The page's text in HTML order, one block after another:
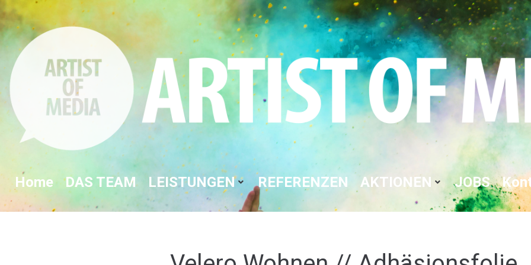
Home DAS TEAM LEISTUNGEN REFERENZEN AKTIONEN JOBS